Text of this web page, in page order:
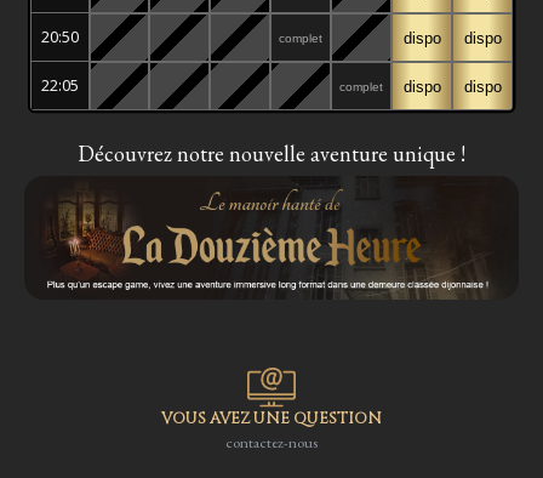
20:50 complet dispo dispo
22:05 complet dispo dispo
Découvrez notre nouvelle aventure unique !
VOUS AVEZ UNE QUESTION
contactez-nous